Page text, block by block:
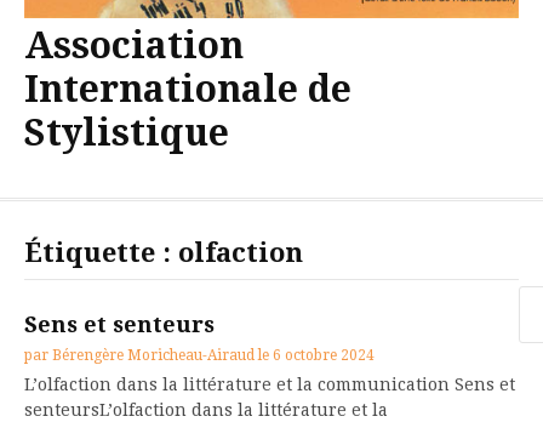
Association
Internationale de
Stylistique
Étiquette : olfaction
Sens et senteurs
par Bérengère Moricheau-Airaud le 6 octobre 2024
L’olfaction dans la littérature et la communication Sens et
senteursL’olfaction dans la littérature et la